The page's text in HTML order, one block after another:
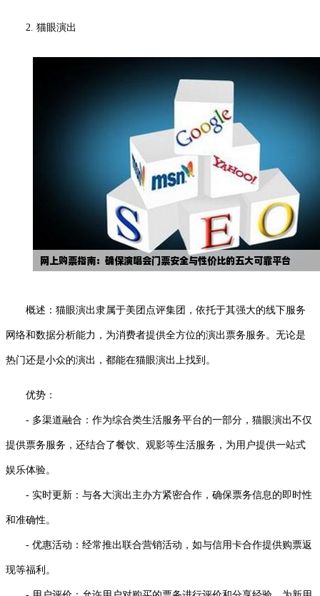
2. 猫眼演出
概述：猫眼演出隶属于美团点评集团，依托于其强大的线下服务
网络和数据分析能力，为消费者提供全方位的演出票务服务。无论是
热门还是小众的演出，都能在猫眼演出上找到。
优势：
- 多渠道融合：作为综合类生活服务平台的一部分，猫眼演出不仅
提供票务服务，还结合了餐饮、观影等生活服务，为用户提供一站式
娱乐体验。
- 实时更新：与各大演出主办方紧密合作，确保票务信息的即时性
和准确性。
- 优惠活动：经常推出联合营销活动，如与信用卡合作提供购票返
现等福利。